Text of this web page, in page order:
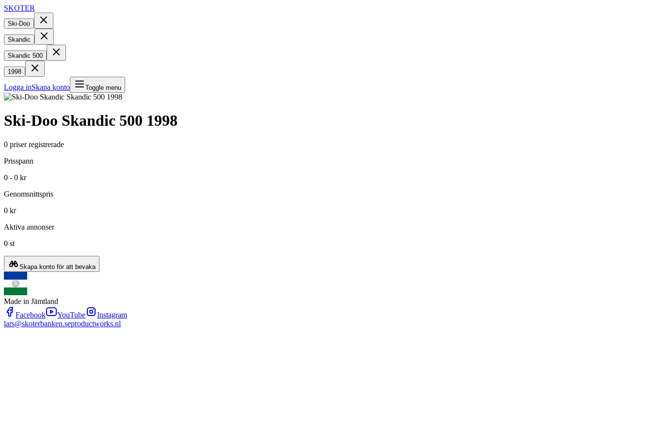
SKOTER
Ski-Doo
Skandic
Skandic 500
1998
Logga inSkapa konto Toggle menu
Ski-Doo Skandic 500 1998
0 priser registrerade
Prisspann
0 - 0 kr
Genomsnittspris
0 kr
Aktiva annonser
0 st
Skapa konto för att bevaka
Made in Jämtland
Facebook
YouTube
Instagram
lars@skoterbanken.seproductworks.nl